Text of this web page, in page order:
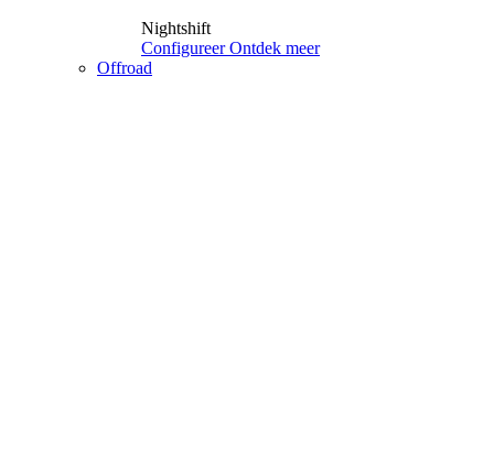
Nightshift
Configureer Ontdek meer
Offroad